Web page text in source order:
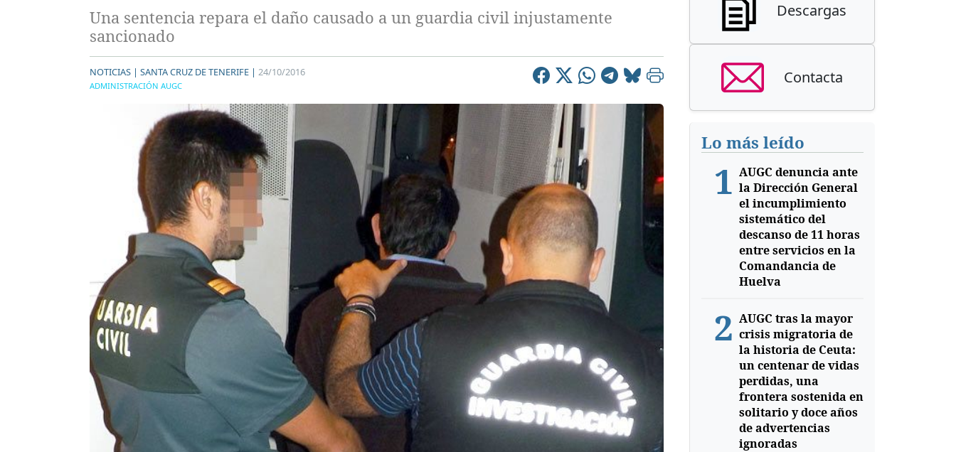
Una sentencia repara el daño causado a un guardia civil injustamente
sancionado
NOTICIAS | SANTA CRUZ DE TENERIFE | 24/10/2016
ADMINISTRACIÓN AUGC
Descargas
Contacta
Lo más leído
1 AUGC denuncia ante
la Dirección General
el incumplimiento
sistemático del
descanso de 11 horas
entre servicios en la
Comandancia de
Huelva
2 AUGC tras la mayor
crisis migratoria de
la historia de Ceuta:
un centenar de vidas
perdidas, una
frontera sostenida en
solitario y doce años
de advertencias
ignoradas